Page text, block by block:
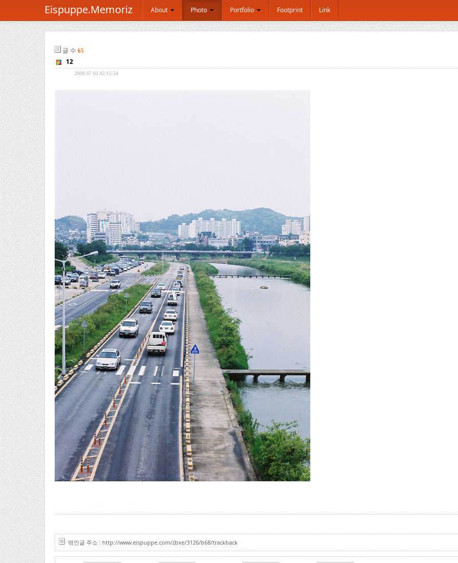
Eispuppe.Memoriz About Photo Portfolio Footprint Link
글 수 65
12
2009.07.03 02:15:54
엮인글 주소 : http://www.eispuppe.com/zbxe/3126/b68/trackback